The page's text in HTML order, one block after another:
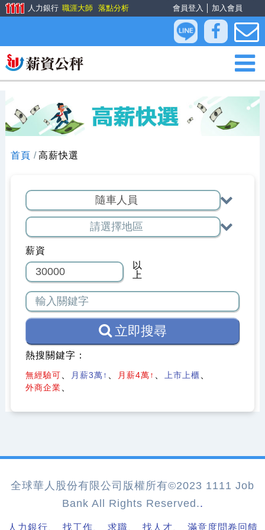
會員登入 加入會員
人力銀行 職涯大師 落點分析
首頁 高薪快選
薪資
以
上
立即搜尋
熱搜關鍵字：
無經驗可 月薪3萬↑ 月薪4萬↑
上市上櫃
外商企業
全球華人股份有限公司版權所有©2023 1111 Job
Bank All Rights Reserved..
人力銀行、 找工作、 求職、 找人才、 滿意度問卷回饋